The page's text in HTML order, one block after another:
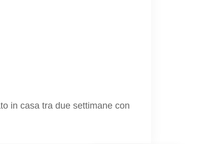
in casa tra due settimane con